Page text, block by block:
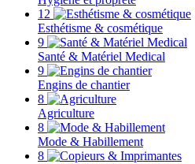
12
Esthétisme & cosmétique
9
Santé & Matériel Medical
9
Engins de chantier
8
Agriculture
8
Mode & Habillement
8